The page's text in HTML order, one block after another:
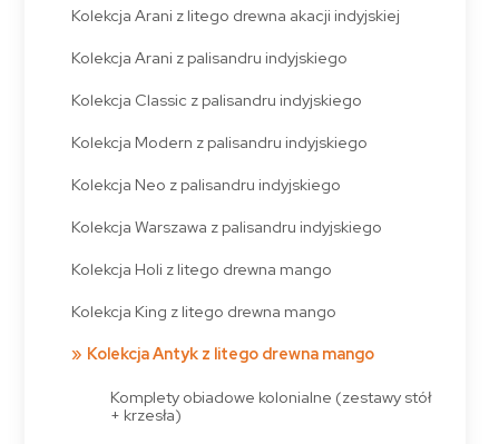
Kolekcja Arani z litego drewna akacji indyjskiej
Kolekcja Arani z palisandru indyjskiego
Kolekcja Classic z palisandru indyjskiego
Kolekcja Modern z palisandru indyjskiego
Kolekcja Neo z palisandru indyjskiego
Kolekcja Warszawa z palisandru indyjskiego
Kolekcja Holi z litego drewna mango
Kolekcja King z litego drewna mango
Kolekcja Antyk z litego drewna mango
Komplety obiadowe kolonialne (zestawy stół
+ krzesła)